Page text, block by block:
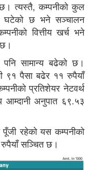
त्यस्तै, कम्पनीको कुल
घटेको छ भने सञ्चालन
वित्तीय खर्च भने
पनि सामान्य बढेको छ।
९१ पैसा बढेर ११ रुपैयाँ
प्रतिशेयर नेटवर्थ
अनुपात ६९.५३
रहेको यस कम्पनीको
सञ्चित छ।